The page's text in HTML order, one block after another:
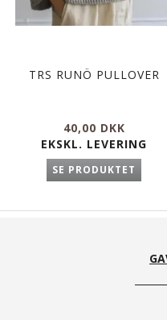
TRS RUNÖ PULLOVER
40,00 DKK
EKSKL. LEVERING
SE PRODUKTET